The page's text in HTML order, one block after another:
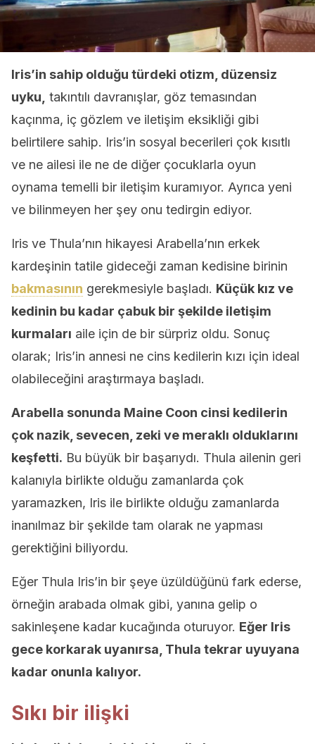
Iris’in sahip olduğu türdeki otizm, düzensiz
uyku, takıntılı davranışlar, göz temasından
kaçınma, iç gözlem ve iletişim eksikliği gibi
belirtilere sahip. Iris’in sosyal becerileri çok kısıtlı
ve ne ailesi ile ne de diğer çocuklarla oyun
oynama temelli bir iletişim kuramıyor. Ayrıca yeni
ve bilinmeyen her şey onu tedirgin ediyor.
Iris ve Thula’nın hikayesi Arabella’nın erkek
kardeşinin tatile gideceği zaman kedisine birinin
bakmasının gerekmesiyle başladı. Küçük kız ve
kedinin bu kadar çabuk bir şekilde iletişim
kurmaları aile için de bir sürpriz oldu. Sonuç
olarak; Iris’in annesi ne cins kedilerin kızı için ideal
olabileceğini araştırmaya başladı.
Arabella sonunda Maine Coon cinsi kedilerin
çok nazik, sevecen, zeki ve meraklı olduklarını
keşfetti. Bu büyük bir başarıydı. Thula ailenin geri
kalanıyla birlikte olduğu zamanlarda çok
yaramazken, Iris ile birlikte olduğu zamanlarda
inanılmaz bir şekilde tam olarak ne yapması
gerektiğini biliyordu.
Eğer Thula Iris’in bir şeye üzüldüğünü fark ederse,
örneğin arabada olmak gibi, yanına gelip o
sakinleşene kadar kucağında oturuyor. Eğer Iris
gece korkarak uyanırsa, Thula tekrar uyuyana
kadar onunla kalıyor.
Sıkı bir ilişki